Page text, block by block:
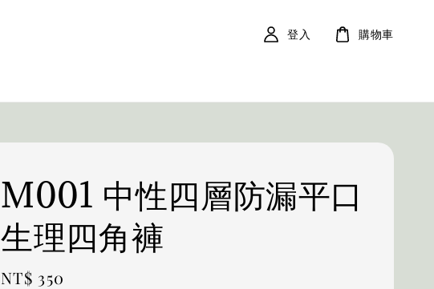
登入 購物車
M001 中性四層防漏平口
生理四角褲
Regular
NT$ 350